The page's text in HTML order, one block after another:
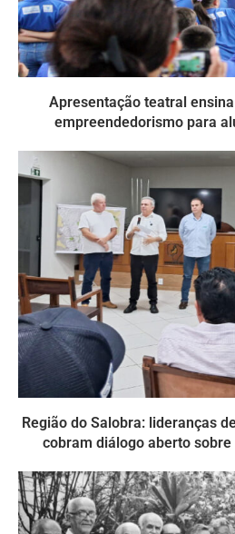
Apresentação teatral
empreendedorismo para
Região do Salobra: lideranças
cobram diálogo aberto